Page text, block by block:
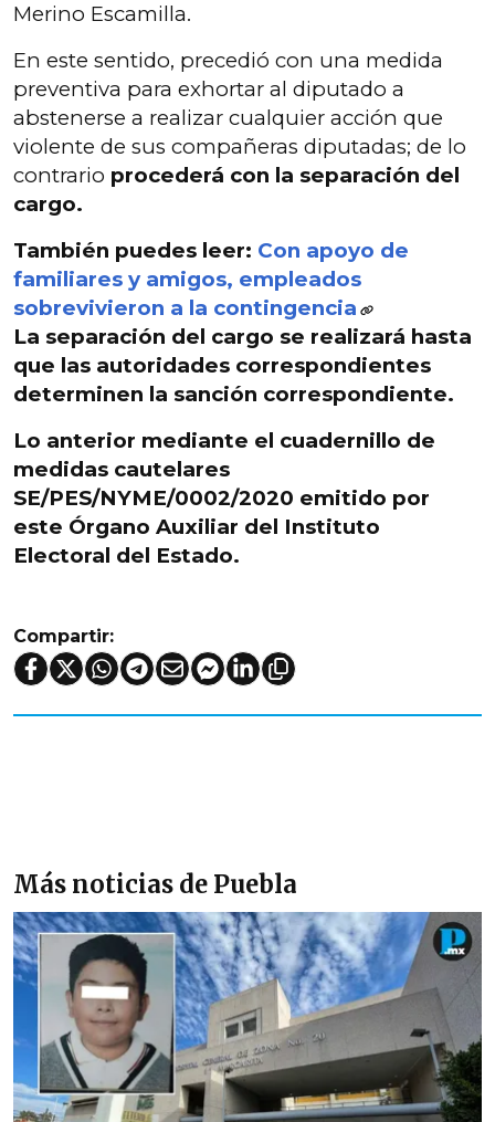
Merino Escamilla.
En este sentido, precedió con una medida
preventiva para exhortar al diputado a
abstenerse a realizar cualquier acción que
violente de sus compañeras diputadas; de lo
contrario procederá con la separación del
cargo.
También puedes leer: Con apoyo de
familiares y amigos, empleados
sobrevivieron a la contingencia
La separación del cargo se realizará hasta
que las autoridades correspondientes
determinen la sanción correspondiente.
Lo anterior mediante el cuadernillo de
medidas cautelares
SE/PES/NYME/0002/2020 emitido por
este Órgano Auxiliar del Instituto
Electoral del Estado.
Compartir:
Más noticias de Puebla